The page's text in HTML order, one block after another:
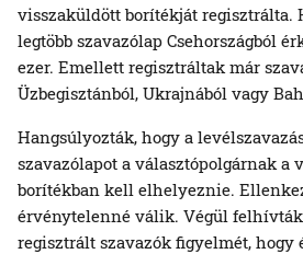
visszaküldött borítékját regisztrálta.
legtöbb szavazólap Csehországból
ezer. Emellett regisztráltak már
Üzbegisztánból, Ukrajnából vagy
Hangsúlyozták, hogy a
szavazólapot a választópolgárnak a
borítékban kell elhelyeznie.
érvénytelenné válik. Végül
regisztrált szavazók figyelmét, hogy